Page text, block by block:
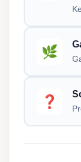
🌿
❓